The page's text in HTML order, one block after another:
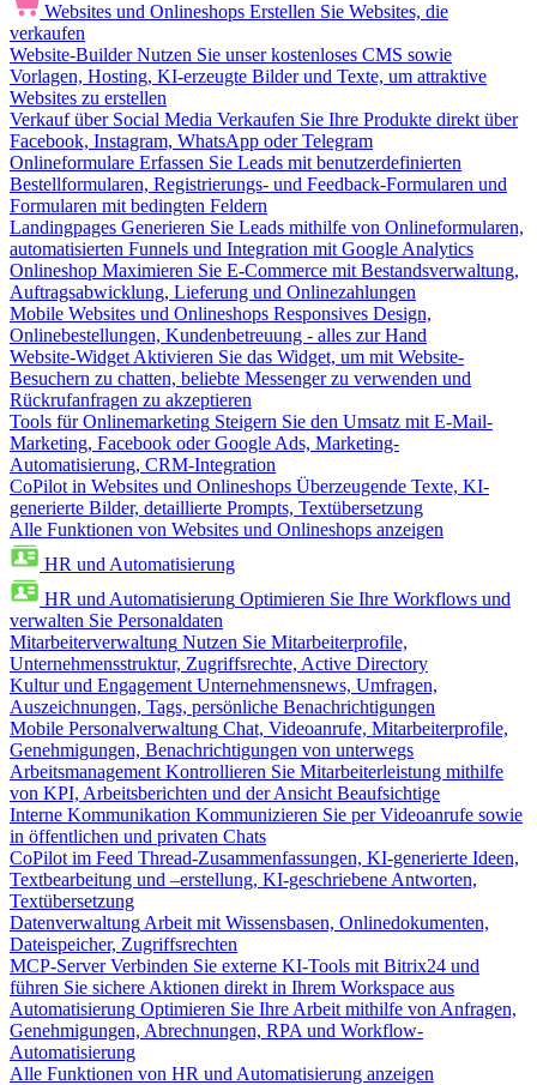
Websites und Onlineshops Erstellen Sie Websites, die
verkaufen
Website-Builder Nutzen Sie unser kostenloses CMS sowie
Vorlagen, Hosting, KI-erzeugte Bilder und Texte, um attraktive
Websites zu erstellen
Verkauf über Social Media Verkaufen Sie Ihre Produkte direkt über
Facebook, Instagram, WhatsApp oder Telegram
Onlineformulare Erfassen Sie Leads mit benutzerdefinierten
Bestellformularen, Registrierungs- und Feedback-Formularen und
Formularen mit bedingten Feldern
Landingpages Generieren Sie Leads mithilfe von Onlineformularen,
automatisierten Funnels und Integration mit Google Analytics
Onlineshop Maximieren Sie E-Commerce mit Bestandsverwaltung,
Auftragsabwicklung, Lieferung und Onlinezahlungen
Mobile Websites und Onlineshops Responsives Design,
Onlinebestellungen, Kundenbetreuung - alles zur Hand
Website-Widget Aktivieren Sie das Widget, um mit Website-
Besuchern zu chatten, beliebte Messenger zu verwenden und
Rückrufanfragen zu akzeptieren
Tools für Onlinemarketing Steigern Sie den Umsatz mit E-Mail-
Marketing, Facebook oder Google Ads, Marketing-
Automatisierung, CRM-Integration
CoPilot in Websites und Onlineshops Überzeugende Texte, KI-
generierte Bilder, detaillierte Prompts, Textübersetzung
Alle Funktionen von Websites und Onlineshops anzeigen
HR und Automatisierung
HR und Automatisierung Optimieren Sie Ihre Workflows und
verwalten Sie Personaldaten
Mitarbeiterverwaltung Nutzen Sie Mitarbeiterprofile,
Unternehmensstruktur, Zugriffsrechte, Active Directory
Kultur und Engagement Unternehmensnews, Umfragen,
Auszeichnungen, Tags, persönliche Benachrichtigungen
Mobile Personalverwaltung Chat, Videoanrufe, Mitarbeiterprofile,
Genehmigungen, Benachrichtigungen von unterwegs
Arbeitsmanagement Kontrollieren Sie Mitarbeiterleistung mithilfe
von KPI, Arbeitsberichten und der Ansicht Beaufsichtige
Interne Kommunikation Kommunizieren Sie per Videoanrufe sowie
in öffentlichen und privaten Chats
CoPilot im Feed Thread-Zusammenfassungen, KI-generierte Ideen,
Textbearbeitung und –erstellung, KI-geschriebene Antworten,
Textübersetzung
Datenverwaltung Arbeit mit Wissensbasen, Onlinedokumenten,
Dateispeicher, Zugriffsrechten
MCP-Server Verbinden Sie externe KI-Tools mit Bitrix24 und
führen Sie sichere Aktionen direkt in Ihrem Workspace aus
Automatisierung Optimieren Sie Ihre Arbeit mithilfe von Anfragen,
Genehmigungen, Abrechnungen, RPA und Workflow-
Automatisierung
Alle Funktionen von HR und Automatisierung anzeigen